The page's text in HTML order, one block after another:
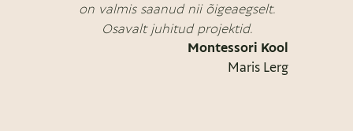
on valmis saanud nii õigeaegselt.
Osavalt juhitud projektid.
Montessori Kool
Maris Lerg